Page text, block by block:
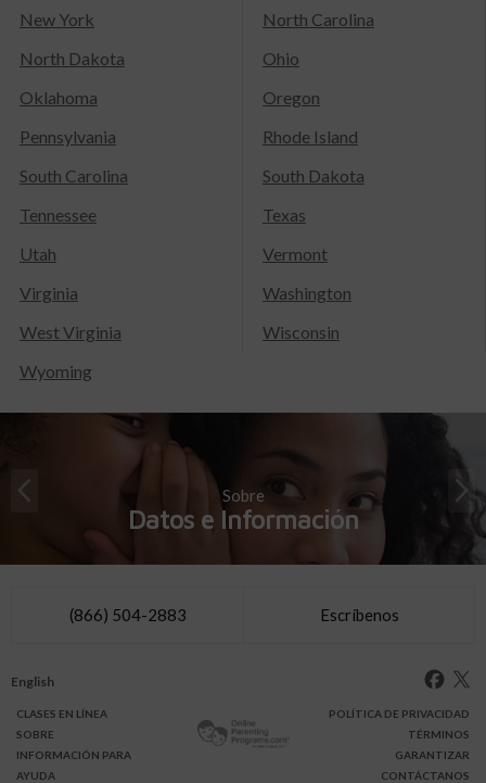
New York
North Carolina
North Dakota
Ohio
Oklahoma
Oregon
Pennsylvania
Rhode Island
South Carolina
South Dakota
Tennessee
Texas
Utah
Vermont
Virginia
Washington
West Virginia
Wisconsin
Wyoming
Sobre
Datos e Información
(866) 504-2883 Escríbenos
English
CLASES EN LÍNEA
SOBRE
INFORMACIÓN PARA
AYUDA
POLÍTICA DE PRIVACIDAD
TÉRMINOS
GARANTIZAR
CONTÁCTANOS